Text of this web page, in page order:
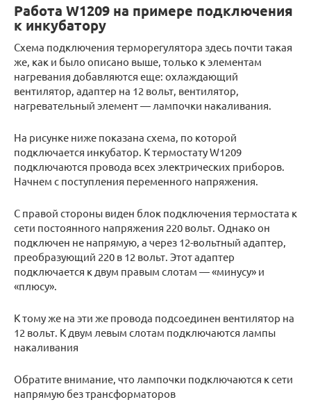
Работа W1209 на примере подключения
к инкубатору
Схема подключения терморегулятора здесь почти такая
же, как и было описано выше, только к элементам
нагревания добавляются еще: охлаждающий
вентилятор, адаптер на 12 вольт, вентилятор,
нагревательный элемент — лампочки накаливания.
На рисунке ниже показана схема, по которой
подключается инкубатор. К термостату W1209
подключаются провода всех электрических приборов.
Начнем с поступления переменного напряжения.
С правой стороны виден блок подключения термостата к
сети постоянного напряжения 220 вольт. Однако он
подключен не напрямую, а через 12-вольтный адаптер,
преобразующий 220 в 12 вольт. Этот адаптер
подключается к двум правым слотам — «минусу» и
«плюсу».
К тому же на эти же провода подсоединен вентилятор на
12 вольт. К двум левым слотам подключаются лампы
накаливания
Обратите внимание, что лампочки подключаются к сети
напрямую без трансформаторов